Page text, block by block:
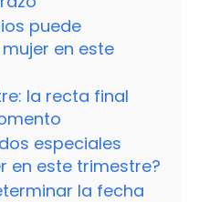
puede
en este
la recta final
especiales
en este trimestre?
la fecha